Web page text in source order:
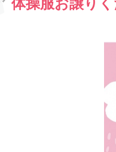
体操服お譲り